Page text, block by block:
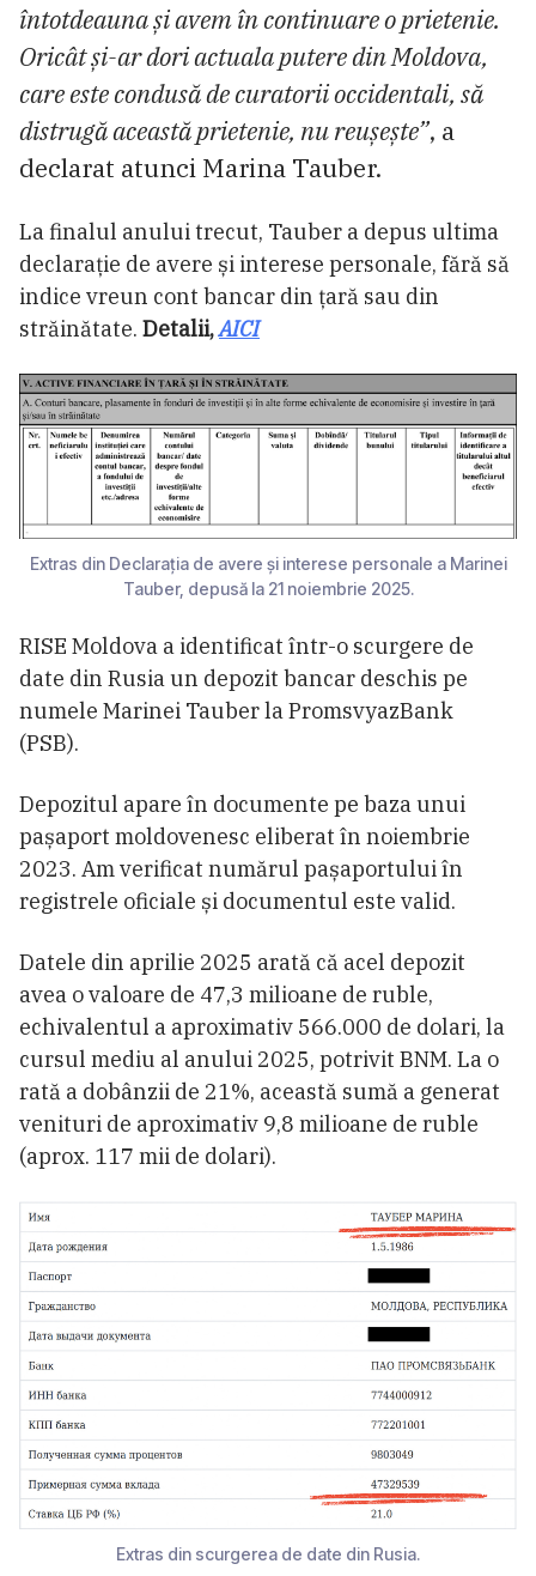
întotdeauna și avem în continuare o prietenie.
Oricât și-ar dori actuala putere din Moldova,
care este condusă de curatorii occidentali, să
distrugă această prietenie, nu reușește”, a
declarat atunci Marina Tauber.
La finalul anului trecut, Tauber a depus ultima
declarație de avere și interese personale, fără să
indice vreun cont bancar din țară sau din
străinătate. Detalii,AICI
Extras din Declarația de avere și interese personale a Marinei
Tauber, depusă la 21 noiembrie 2025.
RISE Moldova a identificat într-o scurgere de
date din Rusia un depozit bancar deschis pe
numele Marinei Tauber la PromsvyazBank
(PSB).
Depozitul apare în documente pe baza unui
pașaport moldovenesc eliberat în noiembrie
2023. Am verificat numărul pașaportului în
registrele oficiale și documentul este valid.
Datele din aprilie 2025 arată că acel depozit
avea o valoare de 47,3 milioane de ruble,
echivalentul a aproximativ 566.000 de dolari, la
cursul mediu al anului 2025, potrivit BNM. La o
rată a dobânzii de 21%, această sumă a generat
venituri de aproximativ 9,8 milioane de ruble
(aprox. 117 mii de dolari).
Extras din scurgerea de date din Rusia.